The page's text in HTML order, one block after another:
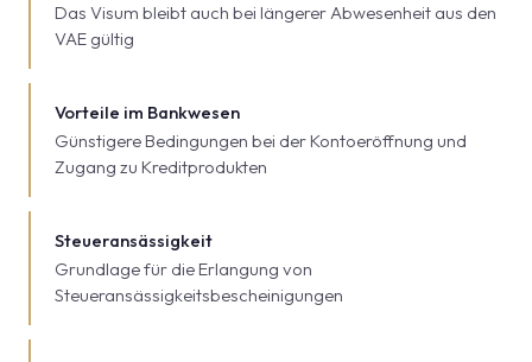
Das Visum bleibt auch bei längerer Abwesenheit aus den
VAE gültig
Vorteile im Bankwesen
Günstigere Bedingungen bei der Kontoeröffnung und
Zugang zu Kreditprodukten
Steueransässigkeit
Grundlage für die Erlangung von
Steueransässigkeitsbescheinigungen